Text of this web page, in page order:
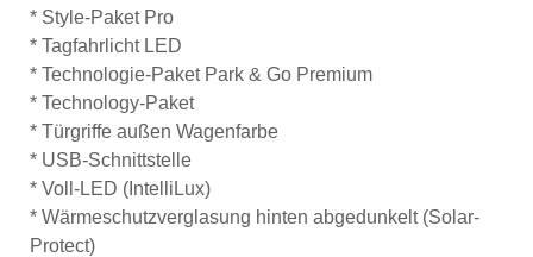
* Style-Paket Pro
* Tagfahrlicht LED
* Technologie-Paket Park & Go Premium
* Technology-Paket
* Türgriffe außen Wagenfarbe
* USB-Schnittstelle
* Voll-LED (IntelliLux)
* Wärmeschutzverglasung hinten abgedunkelt (Solar-
Protect)